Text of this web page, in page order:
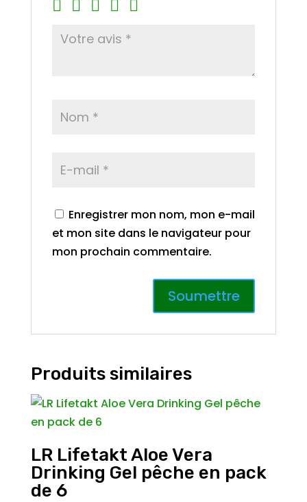
Enregistrer mon nom, mon e-mail
et mon site dans le navigateur pour
mon prochain commentaire.
Produits similaires
LR Lifetakt Aloe Vera
Drinking Gel pêche en pack
de 6